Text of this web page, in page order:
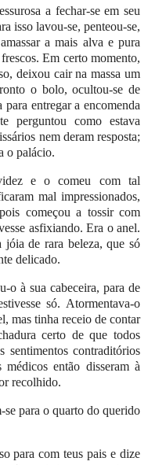
a fechar-se em seu
isso lavou-se, penteou-se,
a mais alva e pura
Em certo momento,
deixou cair na massa um
o bolo, ocultou-se de
entregar a encomenda
perguntou como estava
nem deram resposta;
o palácio.
e o comeu com tal
mal impressionados,
começou a tossir com
asfixiando. Era o anel.
de rara beleza, que só
delicado.
o à sua cabeceira, para de
só. Atormentava-o
mas tinha receio de contar
certo de que todos
sentimentos contraditórios
então disseram à
recolhido.
para o quarto do querido
para com teus pais e dize